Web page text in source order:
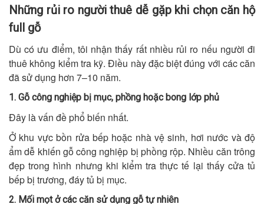
Những rủi ro người thuê dễ gặp khi chọn căn hộ
full gỗ
Dù có ưu điểm, tôi nhận thấy rất nhiều rủi ro nếu người đi
thuê không kiểm tra kỹ. Điều này đặc biệt đúng với các căn
đã sử dụng hơn 7–10 năm.
1. Gỗ công nghiệp bị mục, phồng hoặc bong lớp phủ
Đây là vấn đề phổ biến nhất.
Ở khu vực bồn rửa bếp hoặc nhà vệ sinh, hơi nước và độ
ẩm dễ khiến gỗ công nghiệp bị phồng rộp. Nhiều căn trông
đẹp trong hình nhưng khi kiểm tra thực tế lại thấy cửa tủ
bếp bị trương, đáy tủ bị mục.
2. Mối mọt ở các căn sử dụng gỗ tự nhiên